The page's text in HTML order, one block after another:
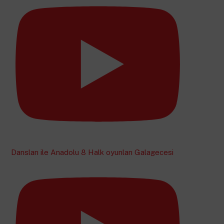
Dansları ile Anadolu 8 Halk oyunları Galagecesi